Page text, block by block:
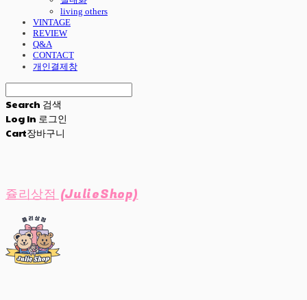
living others
VINTAGE
REVIEW
Q&A
CONTACT
개인결제창
Search 검색
Log In 로그인
Cart장바구니
쥴리상점 (JulieShop)